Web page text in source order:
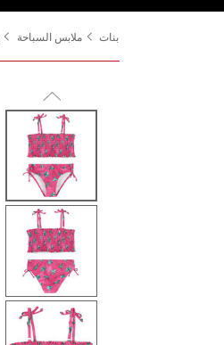
بنات ملابس السباحة